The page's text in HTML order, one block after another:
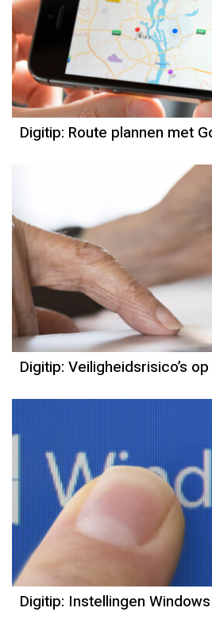
Digitip: Route plannen met
Digitip: Veiligheidsrisico’s
Digitip: Instellingen